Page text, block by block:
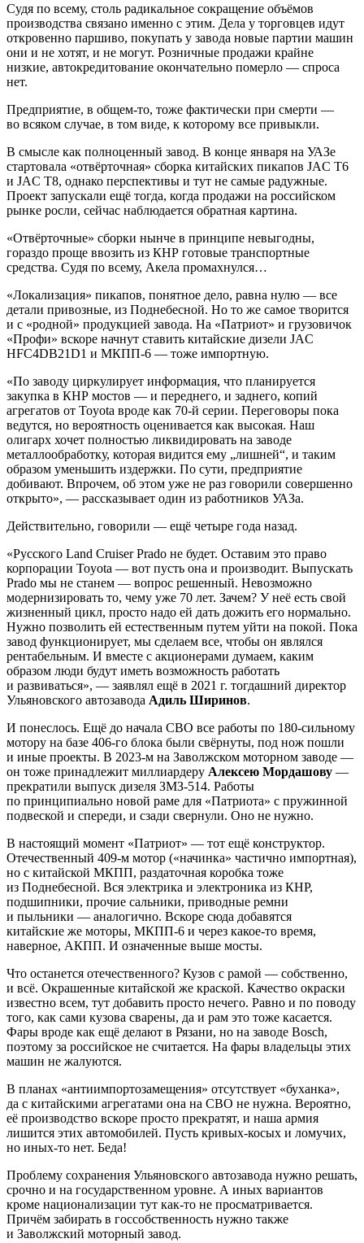
Судя по всему, столь радикальное сокращение объёмов
производства связано именно с этим. Дела у торговцев идут
откровенно паршиво, покупать у завода новые партии машин
они и не хотят, и не могут. Розничные продажи крайне
низкие, автокредитование окончательно померло — спроса
нет.
Предприятие, в общем-то, тоже фактически при смерти —
во всяком случае, в том виде, к которому все привыкли.
В смысле как полноценный завод. В конце января на УАЗе
стартовала «отвёрточная» сборка китайских пикапов JAC T6
и JAC T8, однако перспективы и тут не самые радужные.
Проект запускали ещё тогда, когда продажи на российском
рынке росли, сейчас наблюдается обратная картина.
«Отвёрточные» сборки нынче в принципе невыгодны,
гораздо проще ввозить из КНР готовые транспортные
средства. Судя по всему, Акела промахнулся…
«Локализация» пикапов, понятное дело, равна нулю — все
детали привозные, из Поднебесной. Но то же самое творится
и с «родной» продукцией завода. На «Патриот» и грузовичок
«Профи» вскоре начнут ставить китайские дизели JAC
HFC4DB21D1 и МКПП-6 — тоже импортную.
«По заводу циркулирует информация, что планируется
закупка в КНР мостов — и переднего, и заднего, копий
агрегатов от Toyota вроде как 70-й серии. Переговоры пока
ведутся, но вероятность оценивается как высокая. Наш
олигарх хочет полностью ликвидировать на заводе
металлообработку, которая видится ему „лишней“, и таким
образом уменьшить издержки. По сути, предприятие
добивают. Впрочем, об этом уже не раз говорили совершенно
открыто», — рассказывает один из работников УАЗа.
Действительно, говорили — ещё четыре года назад.
«Русского Land Cruiser Prado не будет. Оставим это право
корпорации Toyota — вот пусть она и производит. Выпускать
Prado мы не станем — вопрос решенный. Невозможно
модернизировать то, чему уже 70 лет. Зачем? У неё есть свой
жизненный цикл, просто надо ей дать дожить его нормально.
Нужно позволить ей естественным путем уйти на покой. Пока
завод функционирует, мы сделаем все, чтобы он являлся
рентабельным. И вместе с акционерами думаем, каким
образом люди будут иметь возможность работать
и развиваться», — заявлял ещё в 2021 г. тогдашний директор
Ульяновского автозавода Адиль Ширинов.
И понеслось. Ещё до начала СВО все работы по 180-сильному
мотору на базе 406-го блока были свёрнуты, под нож пошли
и иные проекты. В 2023-м на Заволжском моторном заводе —
он тоже принадлежит миллиардеру Алексею Мордашову —
прекратили выпуск дизеля ЗМЗ-514. Работы
по принципиально новой раме для «Патриота» с пружинной
подвеской и спереди, и сзади свернули. Оно не нужно.
В настоящий момент «Патриот» — тот ещё конструктор.
Отечественный 409-м мотор («начинка» частично импортная),
но с китайской МКПП, раздаточная коробка тоже
из Поднебесной. Вся электрика и электроника из КНР,
подшипники, прочие сальники, приводные ремни
и пыльники — аналогично. Вскоре сюда добавятся
китайские же моторы, МКПП-6 и через какое-то время,
наверное, АКПП. И означенные выше мосты.
Что останется отечественного? Кузов с рамой — собственно,
и всё. Окрашенные китайской же краской. Качество окраски
известно всем, тут добавить просто нечего. Равно и по поводу
того, как сами кузова сварены, да и рам это тоже касается.
Фары вроде как ещё делают в Рязани, но на заводе Bosch,
поэтому за российское не считается. На фары владельцы этих
машин не жалуются.
В планах «антиимпортозамещения» отсутствует «буханка»,
да с китайскими агрегатами она на СВО не нужна. Вероятно,
её производство вскоре просто прекратят, и наша армия
лишится этих автомобилей. Пусть кривых-косых и ломучих,
но иных-то нет. Беда!
Проблему сохранения Ульяновского автозавода нужно решать,
срочно и на государственном уровне. А иных вариантов
кроме национализации тут как-то не просматривается.
Причём забирать в госсобственность нужно также
и Заволжский моторный завод.